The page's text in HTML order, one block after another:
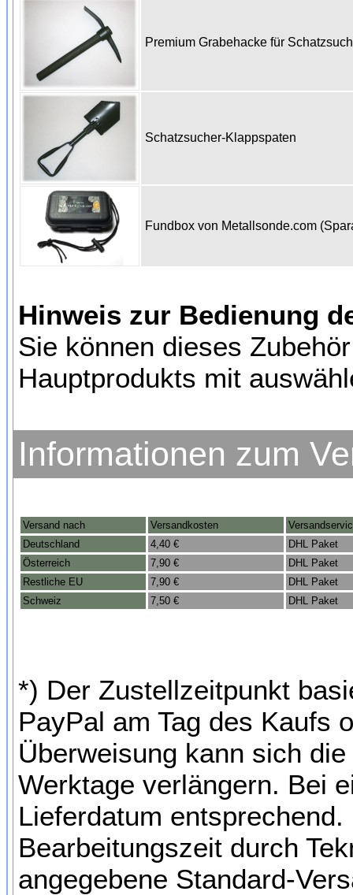
Premium Grabehacke für
Schatzsucher-Klappspaten
Fundbox von Metallsonde.com
Hinweis zur Bedienung
Sie können dieses
Hauptprodukts mit
Informationen zum
Versand nach Versandkosten
Deutschland
4,40 €
DHL Paket
Österreich
7,90 €
DHL Paket
Restliche EU
7,90 €
DHL Paket
Schweiz
7,50 € DHL Paket
*) Der Zustellzeitpunkt
PayPal am Tag des Kaufs
Überweisung kann sich
Werktage verlängern. Bei
Lieferdatum
Bearbeitungszeit durch
angegebene Standard-